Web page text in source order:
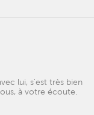
lui, s'est très bien
à votre écoute.